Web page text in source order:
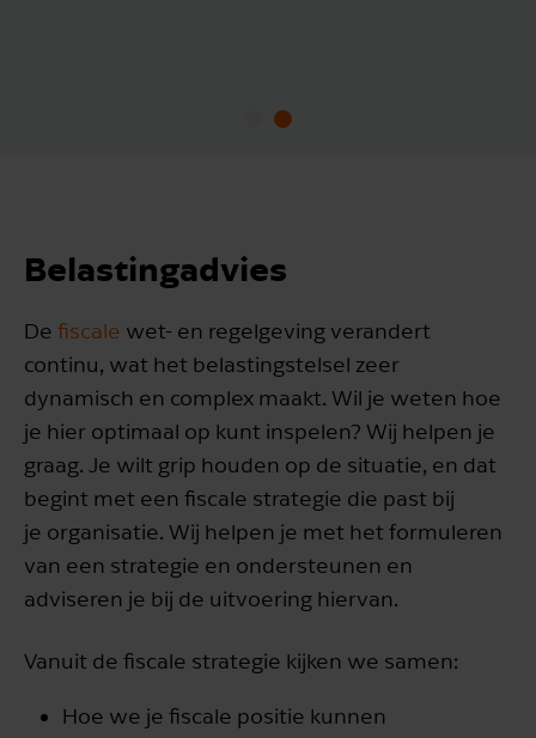
Belastingadvies
De fiscale wet- en regelgeving verandert
continu, wat het belastingstelsel zeer
dynamisch en complex maakt. Wil je weten hoe
je hier optimaal op kunt inspelen? Wij helpen je
graag. Je wilt grip houden op de situatie, en dat
begint met een fiscale strategie die past bij
je organisatie. Wij helpen je met het formuleren
van een strategie en ondersteunen en
adviseren je bij de uitvoering hiervan.
Vanuit de fiscale strategie kijken we samen:
Hoe we je fiscale positie kunnen